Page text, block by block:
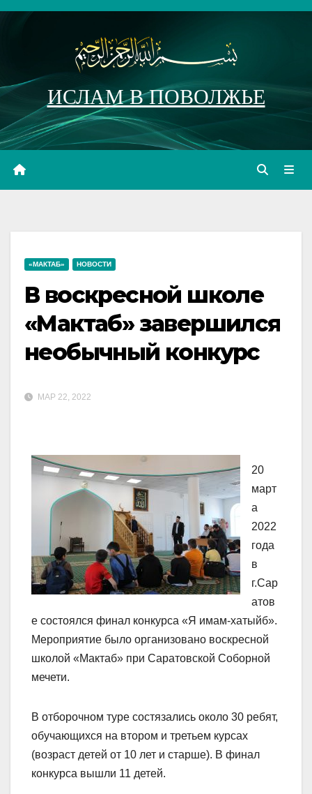
Перейти
ИСЛАМ В ПОВОЛЖЬЕ
«МАКТАБ» НОВОСТИ
В воскресной школе
«Мактаб» завершился
необычный конкурс
МАР 22, 2022
20
март
а
2022
года
в
г.Сар
атов
е состоялся финал конкурса «Я имам-хатыйб».
Мероприятие было организовано воскресной
школой «Мактаб» при Саратовской Соборной
мечети.
В отборочном туре состязались около 30 ребят,
обучающихся на втором и третьем курсах
(возраст детей от 10 лет и старше). В финал
конкурса вышли 11 детей.